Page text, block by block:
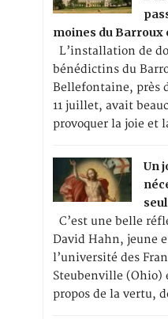
moines du Barroux
L’installation de
bénédictins du
Bellefontaine, près
11 juillet, avait
provoquer la joie et
Un
C’est une belle
David Hahn, jeune
l’université des
Steubenville (Ohio)
propos de la vertu,